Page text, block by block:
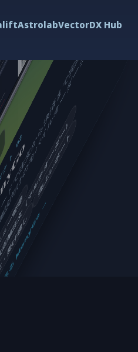
AstrolabVectorDX Hub
02
管理ルチオーダー）
渡し
売上レポート
→